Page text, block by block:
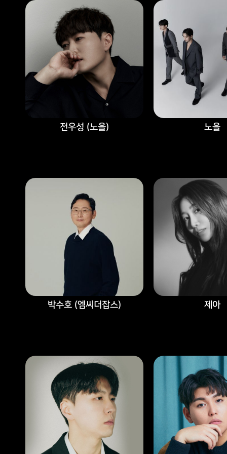
전우성 (노을) 노을
박수호 (엠씨더잡스) 제아